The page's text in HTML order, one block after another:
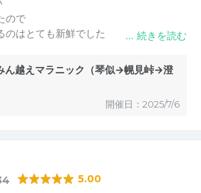
ので
のはとても新鮮でした
皆様
ん越えマラニック（琴似→幌見峠→澄
開催日：2025/7/6
5.00